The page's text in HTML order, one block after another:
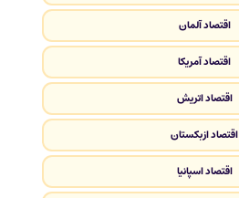
اقتصاد آلمان
اقتصاد آمریکا
اقتصاد اتریش
اقتصاد ازبکستان
اقتصاد اسپانیا